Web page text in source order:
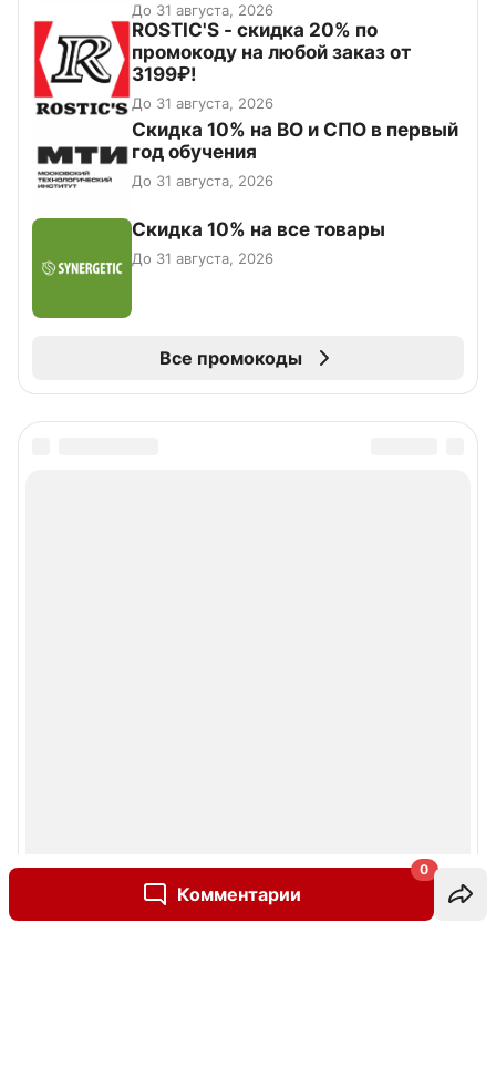
Комментарии
0
До 31 августа, 2026
ROSTIC'S - скидка 20% по
промокоду на любой заказ от
3199₽!
До 31 августа, 2026
Скидка 10% на ВО и СПО в первый
год обучения
До 31 августа, 2026
Скидка 10% на все товары
До 31 августа, 2026
Все промокоды